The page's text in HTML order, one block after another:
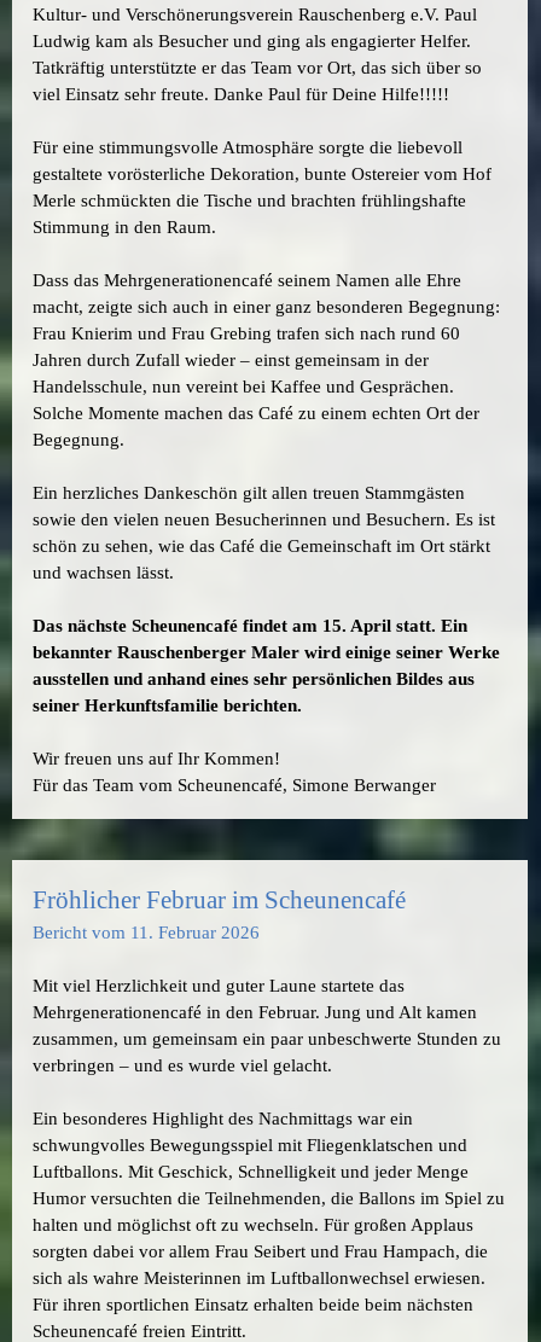
Kultur- und Verschönerungsverein Rauschenberg e.V. Paul
Ludwig kam als Besucher und ging als engagierter Helfer.
Tatkräftig unterstützte er das Team vor Ort, das sich über so
viel Einsatz sehr freute. Danke Paul für Deine Hilfe!!!!!
Für eine stimmungsvolle Atmosphäre sorgte die liebevoll
gestaltete vorösterliche Dekoration, bunte Ostereier vom Hof
Merle schmückten die Tische und brachten frühlingshafte
Stimmung in den Raum.
Dass das Mehrgenerationencafé seinem Namen alle Ehre
macht, zeigte sich auch in einer ganz besonderen Begegnung:
Frau Knierim und Frau Grebing trafen sich nach rund 60
Jahren durch Zufall wieder – einst gemeinsam in der
Handelsschule, nun vereint bei Kaffee und Gesprächen.
Solche Momente machen das Café zu einem echten Ort der
Begegnung.
Ein herzliches Dankeschön gilt allen treuen Stammgästen
sowie den vielen neuen Besucherinnen und Besuchern. Es ist
schön zu sehen, wie das Café die Gemeinschaft im Ort stärkt
und wachsen lässt.
Das nächste Scheunencafé findet am 15. April statt. Ein
bekannter Rauschenberger Maler wird einige seiner Werke
ausstellen und anhand eines sehr persönlichen Bildes aus
seiner Herkunftsfamilie berichten.
Wir freuen uns auf Ihr Kommen!
Für das Team vom Scheunencafé, Simone Berwanger
Fröhlicher Februar im Scheunencafé
Bericht vom 11. Februar 2026
Mit viel Herzlichkeit und guter Laune startete das
Mehrgenerationencafé in den Februar. Jung und Alt kamen
zusammen, um gemeinsam ein paar unbeschwerte Stunden zu
verbringen – und es wurde viel gelacht.
Ein besonderes Highlight des Nachmittags war ein
schwungvolles Bewegungsspiel mit Fliegenklatschen und
Luftballons. Mit Geschick, Schnelligkeit und jeder Menge
Humor versuchten die Teilnehmenden, die Ballons im Spiel zu
halten und möglichst oft zu wechseln. Für großen Applaus
sorgten dabei vor allem Frau Seibert und Frau Hampach, die
sich als wahre Meisterinnen im Luftballonwechsel erwiesen.
Für ihren sportlichen Einsatz erhalten beide beim nächsten
Scheunencafé freien Eintritt.